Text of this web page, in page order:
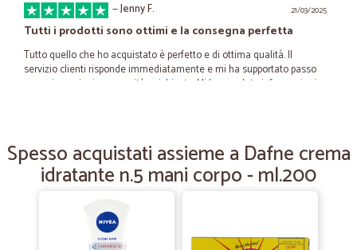
21/03/2025
—Jenny F.
Tutti i prodotti sono ottimi e la consegna perfetta
Tutto quello che ho acquistato è perfetto e di ottima qualità. Il
servizio clienti risponde immediatamente e mi ha supportato passo
passo in ogni mia necessità e richiesta. Mi hanno dato informazioni
acquisto.
Spesso acquistati assieme a Dafne crema
idratante n.5 mani corpo - ml.200